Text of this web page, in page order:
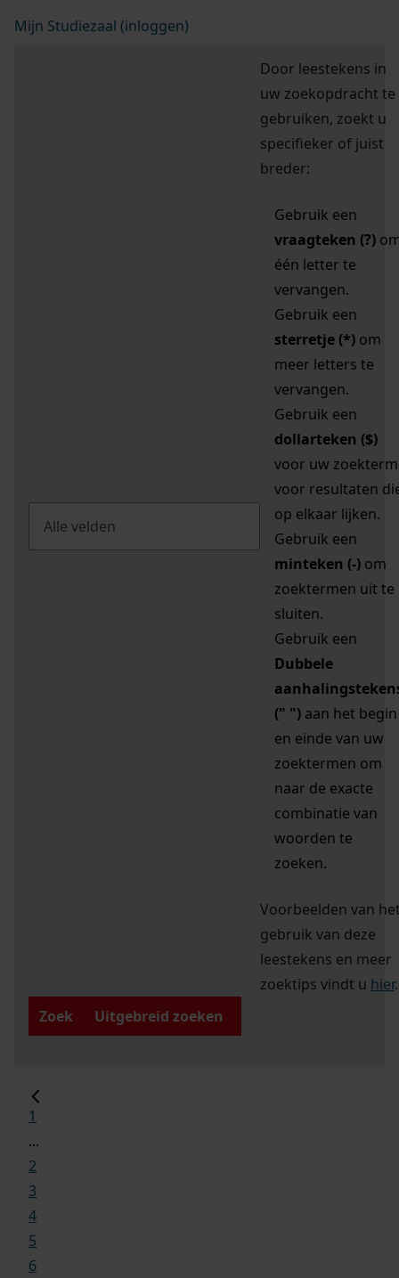
Mijn Studiezaal (inloggen)
Door leestekens in
uw zoekopdracht te
gebruiken, zoekt u
specifieker of juist
breder:
Gebruik een
vraagteken (?)
één letter te
vervangen.
Gebruik een
sterretje (*) om
meer letters te
vervangen.
Gebruik een
dollarteken ($)
voor uw zoekterm
voor resultaten
op elkaar lijken.
Gebruik een
minteken (-) om
zoektermen uit te
sluiten.
Gebruik een
Dubbele
(" ") aan het begin
en einde van uw
zoektermen om
naar de exacte
combinatie van
woorden te
zoeken.
Voorbeelden van
gebruik van deze
leestekens en meer
zoektips vindt u hier.
Zoek
Uitgebreid zoeken
1
...
2
3
4
5
6